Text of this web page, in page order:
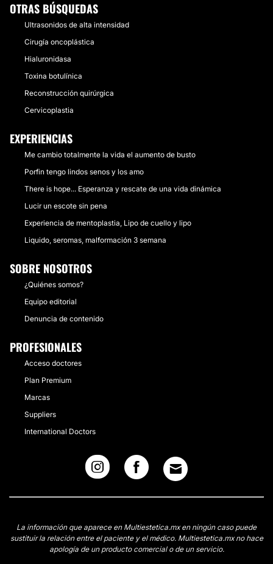
OTRAS BÚSQUEDAS
Ultrasonidos de alta intensidad
Cirugía oncoplástica
Hialuronidasa
Toxina botulínica
Reconstrucción quirúrgica
Cervicoplastia
EXPERIENCIAS
Me cambio totalmente la vida el aumento de busto
Porfin tengo lindos senos y los amo
There is hope... Esperanza y rescate de una vida dinámica
Lucir un escote sin pena
Experiencia de mentoplastia, Lipo de cuello y lipo
Liquido, seromas, malformación 3 semana
SOBRE NOSOTROS
¿Quiénes somos?
Equipo editorial
Denuncia de contenido
PROFESIONALES
Acceso doctores
Plan Premium
Marcas
Suppliers
International Doctors
La información que aparece en Multiestetica.mx en ningún caso puede
sustituir la relación entre el paciente y el médico. Multiestetica.mx no hace
apología de un producto comercial o de un servicio.